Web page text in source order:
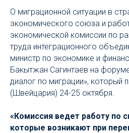
О миграционной ситуации в
экономического союза и
экономической комиссии по
труда интеграционного
министр по экономике и
Бакытжан Сагинтаев на
диалог по миграции»,
(Швейцария) 24-25 октября.
«Комиссия ведет работу по
которые возникают при